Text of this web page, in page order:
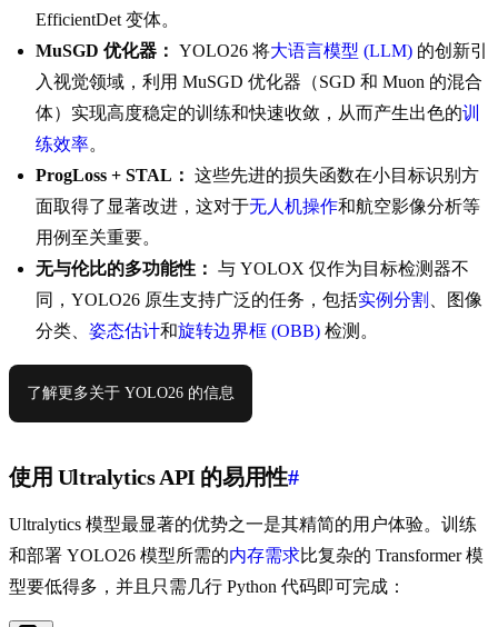
EfficientDet 变体。
MuSGD 优化器： YOLO26 将大语言模型 (LLM) 的创新引
入视觉领域，利用 MuSGD 优化器（SGD 和 Muon 的混合
体）实现高度稳定的训练和快速收敛，从而产生出色的训
练效率。
ProgLoss + STAL： 这些先进的损失函数在小目标识别方
面取得了显著改进，这对于无人机操作和航空影像分析等
用例至关重要。
无与伦比的多功能性： 与 YOLOX 仅作为目标检测器不
同，YOLO26 原生支持广泛的任务，包括实例分割
、图像
分类、 姿态估计和旋转边界框 (OBB) 检测。
了解更多关于 YOLO26 的信息
使用 Ultralytics API 的易用性#
Ultralytics 模型最显著的优势之一是其精简的用户体验。训练
和部署 YOLO26 模型所需的内存需求比复杂的 Transformer 模
型要低得多，并且只需几行 Python 代码即可完成：